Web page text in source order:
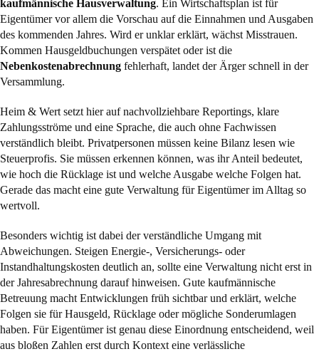
kaufmännische Hausverwaltung. Ein Wirtschaftsplan ist für
Eigentümer vor allem die Vorschau auf die Einnahmen und Ausgaben
des kommenden Jahres. Wird er unklar erklärt, wächst Misstrauen.
Kommen Hausgeldbuchungen verspätet oder ist die
Nebenkostenabrechnung fehlerhaft, landet der Ärger schnell in der
Versammlung.
Heim & Wert setzt hier auf nachvollziehbare Reportings, klare
Zahlungsströme und eine Sprache, die auch ohne Fachwissen
verständlich bleibt. Privatpersonen müssen keine Bilanz lesen wie
Steuerprofis. Sie müssen erkennen können, was ihr Anteil bedeutet,
wie hoch die Rücklage ist und welche Ausgabe welche Folgen hat.
Gerade das macht eine gute Verwaltung für Eigentümer im Alltag so
wertvoll.
Besonders wichtig ist dabei der verständliche Umgang mit
Abweichungen. Steigen Energie-, Versicherungs- oder
Instandhaltungskosten deutlich an, sollte eine Verwaltung nicht erst in
der Jahresabrechnung darauf hinweisen. Gute kaufmännische
Betreuung macht Entwicklungen früh sichtbar und erklärt, welche
Folgen sie für Hausgeld, Rücklage oder mögliche Sonderumlagen
haben. Für Eigentümer ist genau diese Einordnung entscheidend, weil
aus bloßen Zahlen erst durch Kontext eine verlässliche